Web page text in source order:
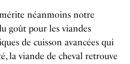
néanmoins notre
goût pour les viandes
de cuisson avancées qui
la viande de cheval retrouve